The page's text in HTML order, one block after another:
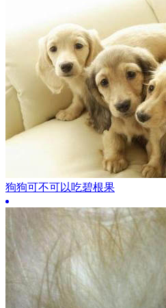
狗狗可不可以吃碧根果